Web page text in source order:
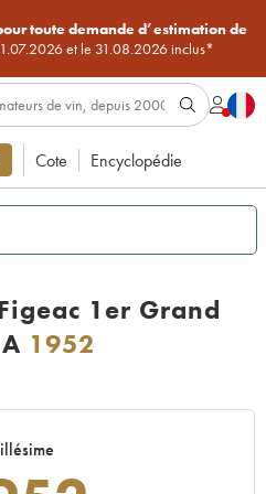
toute demande d’estimation de
et le 31.08.2026 inclus*
Cote Encyclopédie
1er Grand
1952